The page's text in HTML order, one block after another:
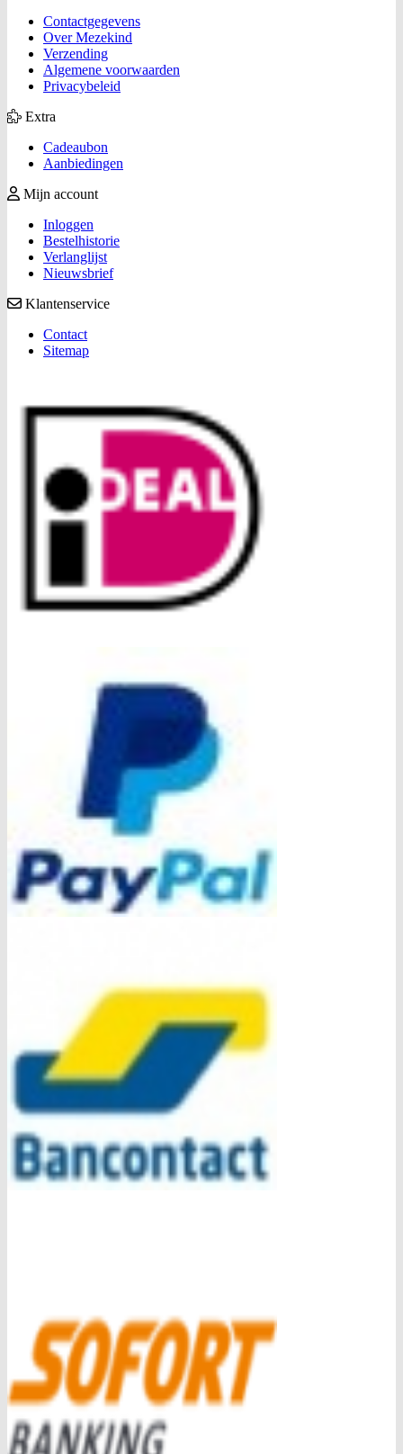
Contactgegevens
Over Mezekind
Verzending
Algemene voorwaarden
Privacybeleid
Extra
Cadeaubon
Aanbiedingen
Mijn account
Inloggen
Bestelhistorie
Verlanglijst
Nieuwsbrief
Klantenservice
Contact
Sitemap